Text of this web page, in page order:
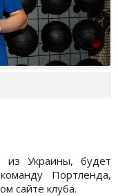
из Украины, будет
Портленда,
сайте клуба.